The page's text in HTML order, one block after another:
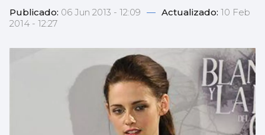
Publicado: 06 Jun 2013 - 12:09 — Actualizado: 10 Feb
2014 - 12:27